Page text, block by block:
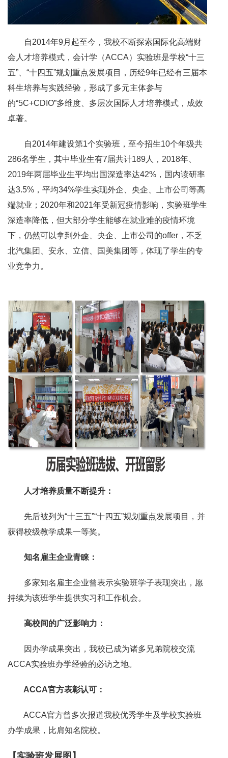
自2014年9月起至今，我校不断探索国际化高端财
会人才培养模式，会计学（ACCA）实验班是学校“十三
五”、“十四五”规划重点发展项目，历经9年已经有三届本
科生培养与实践经验，形成了多元主体参与
的“5C+CDIO”多维度、多层次国际人才培养模式，成效
卓著。
自2014年建设第1个实验班，至今招生10个年级共
286名学生，其中毕业生有7届共计189人，2018年、
2019年两届毕业生平均出国深造率达42%，国内读研率
达3.5%，平均34%学生实现外企、央企、上市公司等高
端就业；2020年和2021年受新冠疫情影响，实验班学生
深造率降低，但大部分学生能够在就业难的疫情环境
下，仍然可以拿到外企、央企、上市公司的offer，不乏
北汽集团、安永、立信、国美集团等，体现了学生的专
业竞争力。
人才培养质量不断提升：
先后被列为“十三五”“十四五”规划重点发展项目，并
获得校级教学成果一等奖。
知名雇主企业青睐：
多家知名雇主企业曾表示实验班学子表现突出，愿
持续为该班学生提供实习和工作机会。
高校间的广泛影响力：
因办学成果突出，我校已成为诸多兄弟院校交流
ACCA实验班办学经验的必访之地。
ACCA官方表彰认可：
ACCA官方曾多次报道我校优秀学生及学校实验班
办学成果，比肩知名院校。